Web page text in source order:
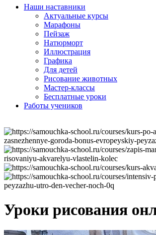
Наши наставники
Актуальные курсы
Марафоны
Пейзаж
Натюрморт
Иллюстрация
Графика
Для детей
Рисование животных
Мастер-классы
Бесплатные уроки
Работы учеников
Уроки рисования